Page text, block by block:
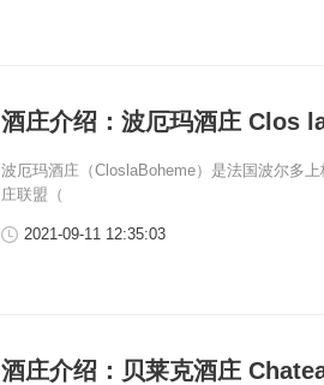
酒庄介绍：波厄玛酒庄 Clos
波厄玛酒庄（CloslaBoheme）是法国波尔多
庄联盟（
2021-09-11 12:35:03
酒庄介绍：贝莱克酒庄